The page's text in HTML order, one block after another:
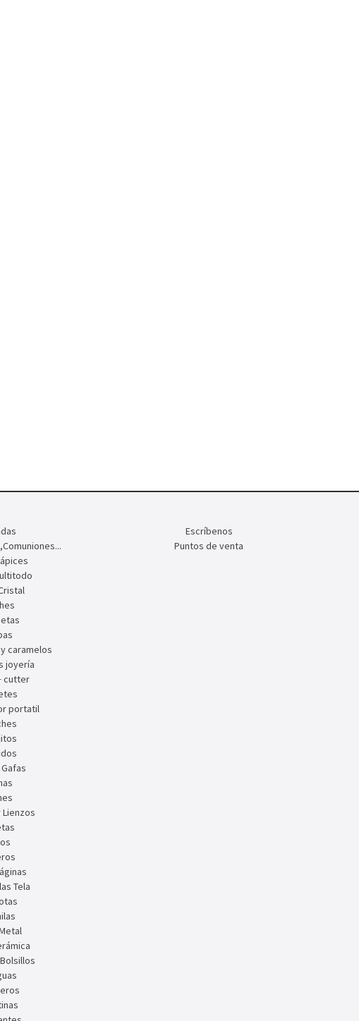
caramelos
joyería
cutter
portatil
Lienzos
Tela
Escríbenos
Puntos de venta